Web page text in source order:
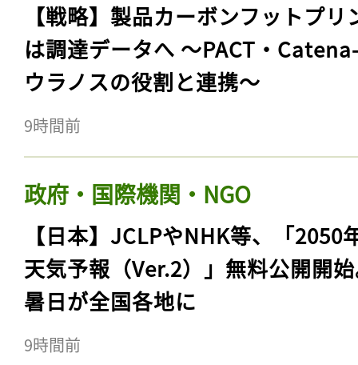
【戦略】製品カーボンフットプリ
は調達データへ 〜PACT・
ウラノスの役割と連携〜
9時間前
政府・国際機関・NGO
【日本】JCLPやNHK等、「2050
天気予報（Ver.2）」無料公開開
暑日が全国各地に
9時間前